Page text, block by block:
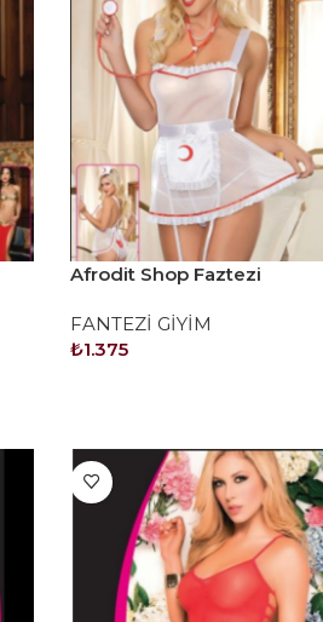
Afrodit Shop Faztezi
FANTEZİ GİYİM
₺1.375